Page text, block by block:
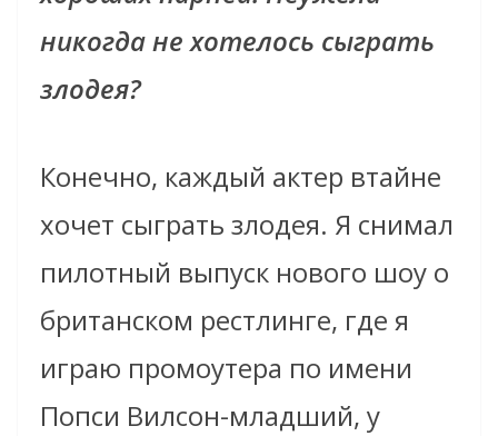
никогда не хотелось сыграть
злодея?
Конечно, каждый актер втайне
хочет сыграть злодея. Я снимал
пилотный выпуск нового шоу о
британском рестлинге, где я
играю промоутера по имени
Попси Вилсон-младший, у